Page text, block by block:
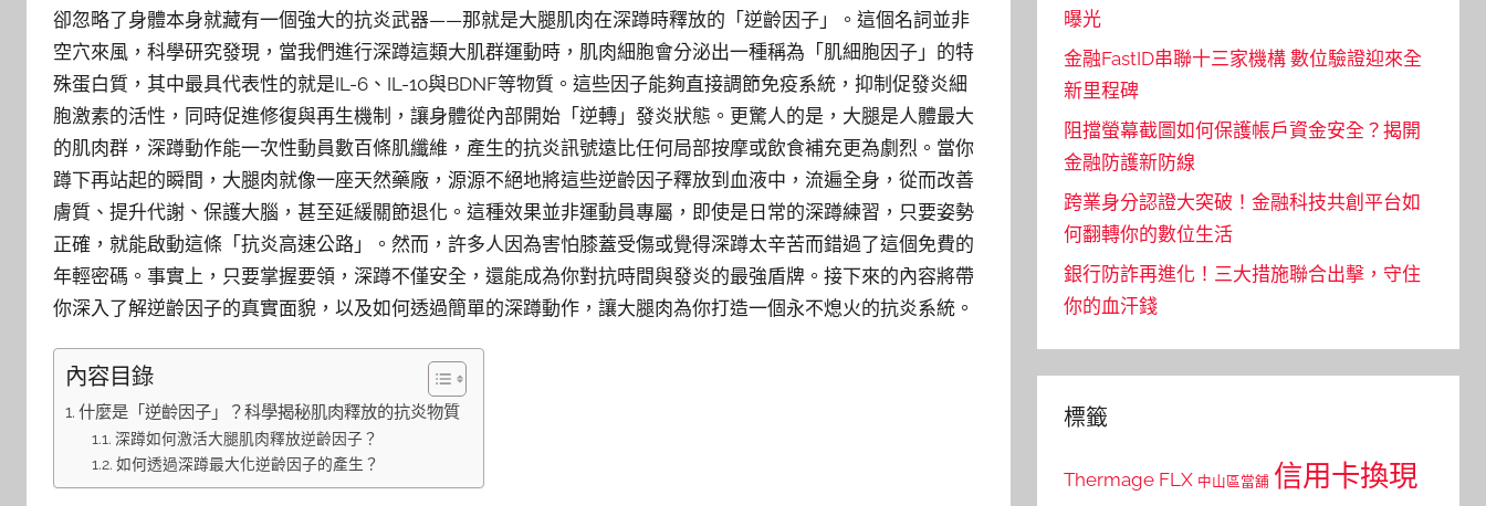
卻忽略了身體本身就藏有一個強大的抗炎武器——那就是大腿肌肉在深蹲時釋放的「逆齡因子」。這個名詞並非
空穴來風，科學研究發現，當我們進行深蹲這類大肌群運動時，肌肉細胞會分泌出一種稱為「肌細胞因子」的特
殊蛋白質，其中最具代表性的就是IL-6、IL-10與BDNF等物質。這些因子能夠直接調節免疫系統，抑制促發炎細
胞激素的活性，同時促進修復與再生機制，讓身體從內部開始「逆轉」發炎狀態。更驚人的是，大腿是人體最大
的肌肉群，深蹲動作能一次性動員數百條肌纖維，產生的抗炎訊號遠比任何局部按摩或飲食補充更為劇烈。當你
蹲下再站起的瞬間，大腿肉就像一座天然藥廠，源源不絕地將這些逆齡因子釋放到血液中，流遍全身，從而改善
膚質、提升代謝、保護大腦，甚至延緩關節退化。這種效果並非運動員專屬，即使是日常的深蹲練習，只要姿勢
正確，就能啟動這條「抗炎高速公路」。然而，許多人因為害怕膝蓋受傷或覺得深蹲太辛苦而錯過了這個免費的
年輕密碼。事實上，只要掌握要領，深蹲不僅安全，還能成為你對抗時間與發炎的最強盾牌。接下來的內容將帶
你深入了解逆齡因子的真實面貌，以及如何透過簡單的深蹲動作，讓大腿肉為你打造一個永不熄火的抗炎系統。
內容目錄
什麼是「逆齡因子」？科學揭秘肌肉釋放的抗炎物質
深蹲如何激活大腿肌肉釋放逆齡因子？
如何透過深蹲最大化逆齡因子的產生？
曝光
金融FastID串聯十三家機構 數位驗證迎來全
新里程碑
阻擋螢幕截圖如何保護帳戶資金安全？揭開
金融防護新防線
跨業身分認證大突破！金融科技共創平台如
何翻轉你的數位生活
銀行防詐再進化！三大措施聯合出擊，守住
你的血汗錢
標籤
Thermage FLX 中山區當舖 信用卡換現